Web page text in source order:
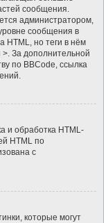
сообщения.
администратором,
сообщения в
HTML, но теги в нём
>. За дополнительной
по BBCode, ссылка
и обработка HTML-
HTML по
с
которые могут